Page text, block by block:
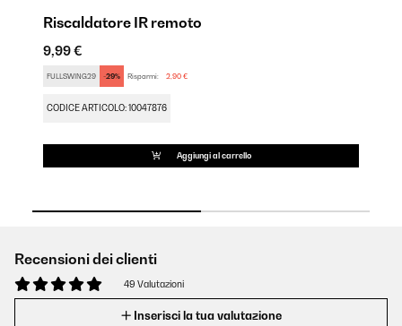
Riscaldatore IR remoto
9,99 €
FULLSWING29 -29% Risparmi: 2,90 €
CODICE ARTICOLO: 10047876
Aggiungi al carrello
Recensioni dei clienti
49 Valutazioni
Inserisci la tua valutazione